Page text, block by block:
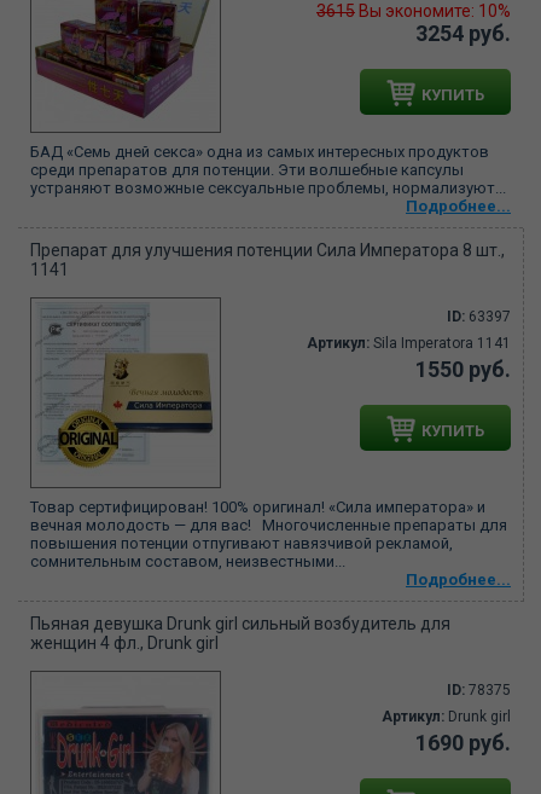
3615 Вы экономите: 10%
3254 руб.
КУПИТЬ
БАД «Семь дней секса» одна из самых интересных продуктов
среди препаратов для потенции. Эти волшебные капсулы
устраняют возможные сексуальные проблемы, нормализуют...
Подробнее...
Препарат для улучшения потенции Сила Императора 8 шт.,
1141
ID: 63397
Артикул: Sila Imperatora 1141
1550 руб.
КУПИТЬ
Товар сертифицирован! 100% оригинал! «Сила императора» и
вечная молодость — для вас! Многочисленные препараты для
повышения потенции отпугивают навязчивой рекламой,
сомнительным составом, неизвестными...
Подробнее...
Пьяная девушка Drunk girl сильный возбудитель для
женщин 4 фл., Drunk girl
ID: 78375
Артикул: Drunk girl
1690 руб.